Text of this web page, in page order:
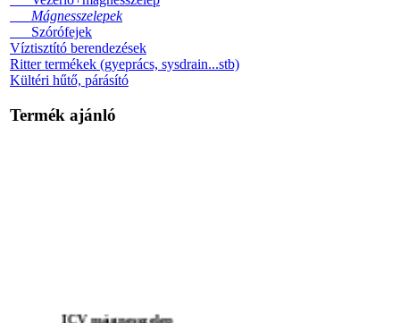
Mágnesszelepek
Szórófejek
Víztisztító berendezések
Ritter termékek (gyeprács, sysdrain...stb)
Kültéri hűtő, párásító
Termék ajánló
ICV mágnesszelep